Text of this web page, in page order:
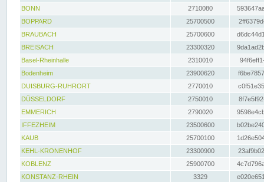
BONN
2710080
BOPPARD
25700500
BRAUBACH
25700600
BREISACH
23300320
Basel-Rheinhalle
2310010
Bodenheim
23900620
DUISBURG-RUHRORT
2770010
DÜSSELDORF
2750010
EMMERICH
2790020
IFFEZHEIM
23500600
KAUB
25700100
KEHL-KRONENHOF
23300900
KOBLENZ
25900700
KONSTANZ-RHEIN
3329